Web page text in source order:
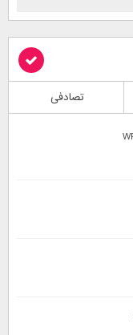
تصادفی